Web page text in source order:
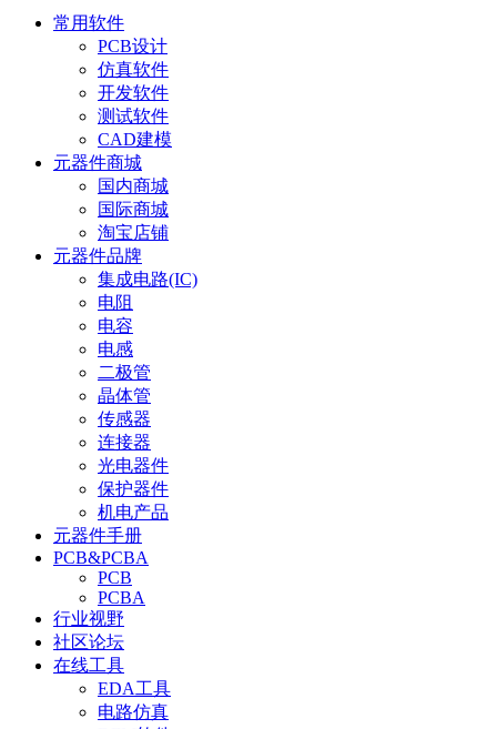
常用软件
PCB设计
仿真软件
开发软件
测试软件
CAD建模
元器件商城
国内商城
国际商城
淘宝店铺
元器件品牌
集成电路(IC)
电阻
电容
电感
二极管
晶体管
传感器
连接器
光电器件
保护器件
机电产品
元器件手册
PCB&PCBA
PCB
PCBA
行业视野
社区论坛
在线工具
EDA工具
电路仿真